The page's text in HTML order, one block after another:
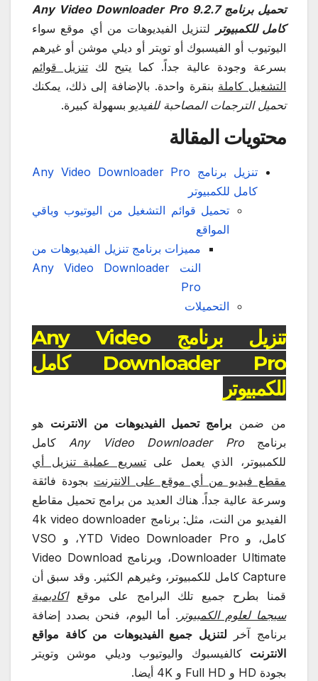
تحميل برنامج Any Video Downloader Pro 9.2.7
كامل للكمبيوتر
لتنزيل الفيديوهات من أي موقع سواء
اليوتيوب أو الفيسبوك أو تويتر أو ديلي موشن أو غيرهم
بسرعة وجودة عالية جداً. كما يتيح لكتنزيل قوائم
التشغيل كاملة بنقرة واحدة. بالإضافة إلى ذلك، يمكنك
تحميل الترجمات المصاحبة للفيديو بسهولة كبيرة.
محتويات المقالة
تنزيل برنامج Any Video Downloader Pro
كامل للكمبيوتر
تحميل قوائم التشغيل من اليوتيوب وباقي
المواقع
مميزات برنامج تنزيل الفيديوهات من
النت Any Video Downloader
Pro
التحميلات
تنزيل برنامج Any Video
Downloader Pro كامل
للكمبيوتر
من ضمن برامج تحميل الفيديوهات من الانترنت هو
برنامجAny Video Downloader Proكامل
للكمبيوتر، الذي يعمل علىتسريع عملية تنزيل أي
مقطع فيديو من أي موقع على الانترنت بجودة فائقة
وسرعة عالية جداً. هناك العديد من برامج تحميل مقاطع
الفيديو من النت، مثل: برنامج 4k video downloader
كامل، و YTD Video Downloader Pro، و VSO
Downloader Ultimate، وبرنامج Video Download
Capture كامل للكمبيوتر، وغيرهم الكثير. وقد سبق أن
قمنا بطرح جميع تلك البرامج على موقعاكاديمية
سيجما لعلوم الكمبيوتر . أما اليوم، فنحن بصدد إضافة
برنامج آخر لتنزيل جميع الفيديوهات من كافة مواقع
الانترنت كالفيسبوك واليوتيوب وديلي موشن وتويتر
بجودة HD و Full HD و 4K أيضا.